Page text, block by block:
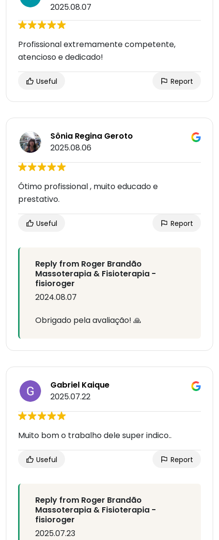
2025.08.07
Profissional extremamente competente,
atencioso e dedicado!
Useful Report
Sônia Regina Geroto
2025.08.06
Ótimo profissional , muito educado e
prestativo.
Useful Report
Reply from Roger Brandão
Massoterapia & Fisioterapia -
fisioroger
2024.08.07
Obrigado pela avaliação! 🙏
Gabriel Kaique
2025.07.22
Muito bom o trabalho dele super indico..
Useful Report
Reply from Roger Brandão
Massoterapia & Fisioterapia -
fisioroger
2025.07.23